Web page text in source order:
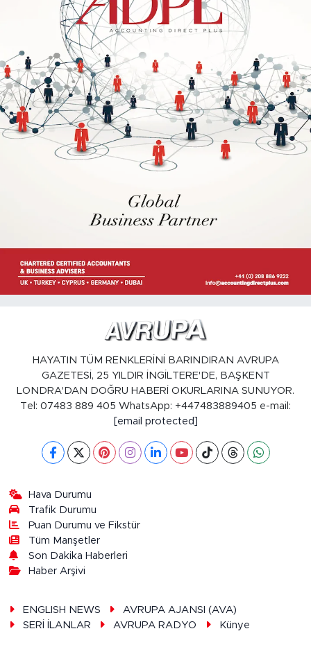
HAYATIN TÜM RENKLERİNİ BARINDIRAN AVRUPA
GAZETESİ, 25 YILDIR İNGİLTERE'DE, BAŞKENT
LONDRA'DAN DOĞRU HABERİ OKURLARINA SUNUYOR.
Tel: 07483 889 405 WhatsApp: +447483889405 e-mail:
[email protected]
Hava Durumu
Trafik Durumu
Puan Durumu ve Fikstür
Tüm Manşetler
Son Dakika Haberleri
Haber Arşivi
ENGLISH NEWS
AVRUPA AJANSI (AVA)
SERİ İLANLAR
AVRUPA RADYO Künye